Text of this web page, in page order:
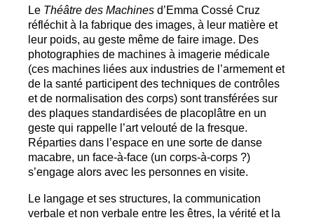
Le Théâtre des Machines d’Emma Cossé Cruz
réfléchit à la fabrique des images, à leur matière et
leur poids, au geste même de faire image. Des
photographies de machines à imagerie médicale
(ces machines liées aux industries de l’armement et
de la santé participent des techniques de contrôles
et de normalisation des corps) sont transférées sur
des plaques standardisées de placoplâtre en un
geste qui rappelle l’art velouté de la fresque.
Réparties dans l’espace en une sorte de danse
macabre, un face-à-face (un corps-à-corps ?)
s’engage alors avec les personnes en visite.
Le langage et ses structures, la communication
verbale et non verbale entre les êtres, la vérité et la